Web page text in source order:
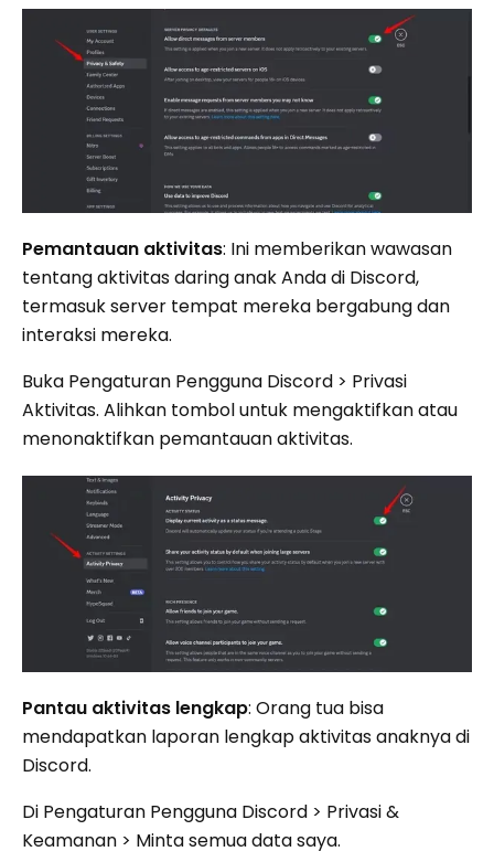
Pemantauan aktivitas: Ini memberikan wawasan
tentang aktivitas daring anak Anda di Discord,
termasuk server tempat mereka bergabung dan
interaksi mereka.
Buka Pengaturan Pengguna Discord > Privasi
Aktivitas. Alihkan tombol untuk mengaktifkan atau
menonaktifkan pemantauan aktivitas.
Pantau aktivitas lengkap: Orang tua bisa
mendapatkan laporan lengkap aktivitas anaknya di
Discord.
Di Pengaturan Pengguna Discord > Privasi &
Keamanan > Minta semua data saya.